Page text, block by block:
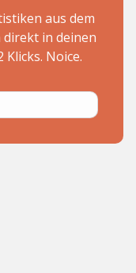
aus dem
in deinen
Noice.